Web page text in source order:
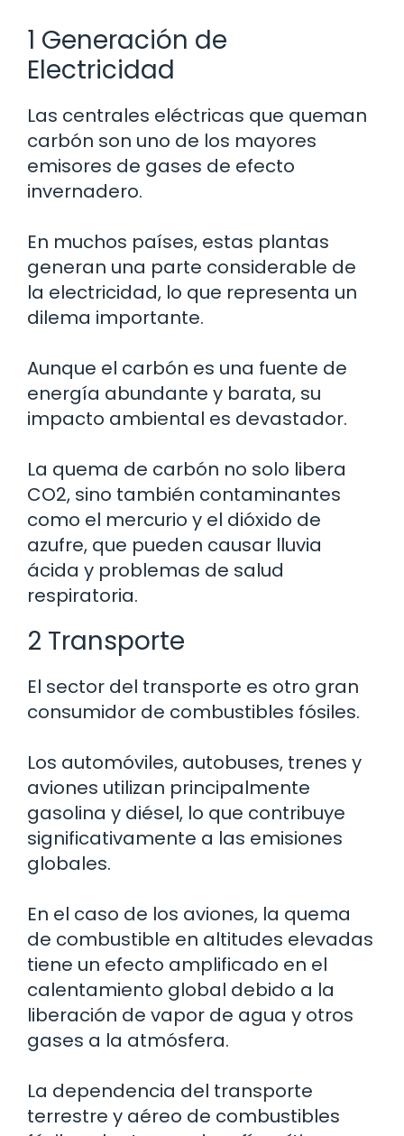
1 Generación de
Electricidad
Las centrales eléctricas que queman
carbón son uno de los mayores
emisores de gases de efecto
invernadero.
En muchos países, estas plantas
generan una parte considerable de
la electricidad, lo que representa un
dilema importante.
Aunque el carbón es una fuente de
energía abundante y barata, su
impacto ambiental es devastador.
La quema de carbón no solo libera
CO2, sino también contaminantes
como el mercurio y el dióxido de
azufre, que pueden causar lluvia
ácida y problemas de salud
respiratoria.
2 Transporte
El sector del transporte es otro gran
consumidor de combustibles fósiles.
Los automóviles, autobuses, trenes y
aviones utilizan principalmente
gasolina y diésel, lo que contribuye
significativamente a las emisiones
globales.
En el caso de los aviones, la quema
de combustible en altitudes elevadas
tiene un efecto amplificado en el
calentamiento global debido a la
liberación de vapor de agua y otros
gases a la atmósfera.
La dependencia del transporte
terrestre y aéreo de combustibles